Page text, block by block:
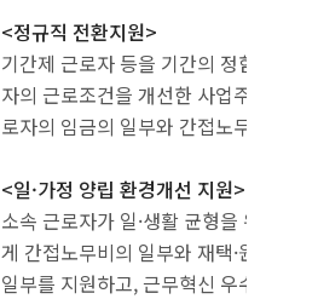
<정규직 전환지원>
기간제 근로자 등을 기간의 정함이 없
자의 근로조건을 개선한 사업주에게
로자의 임금의 일부와 간접노무비 지원
<일·가정 양립 환경개선 지원>
소속 근로자가 일·생활 균형을 위해 유
게 간접노무비의 일부와 재택·원격근
일부를 지원하고, 근무혁신 우수기업